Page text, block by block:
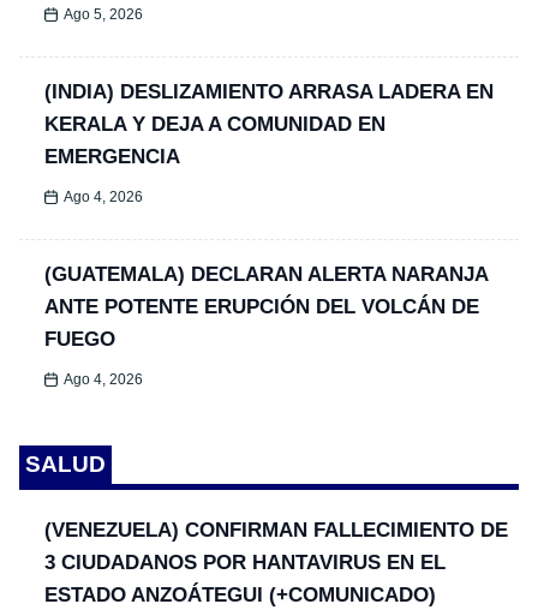
Ago 5, 2026
(INDIA) DESLIZAMIENTO ARRASA LADERA EN
KERALA Y DEJA A COMUNIDAD EN
EMERGENCIA
Ago 4, 2026
(GUATEMALA) DECLARAN ALERTA NARANJA
ANTE POTENTE ERUPCIÓN DEL VOLCÁN DE
FUEGO
Ago 4, 2026
SALUD
(VENEZUELA) CONFIRMAN FALLECIMIENTO DE
3 CIUDADANOS POR HANTAVIRUS EN EL
ESTADO ANZOÁTEGUI (+COMUNICADO)